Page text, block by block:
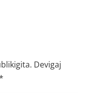
Devigaj